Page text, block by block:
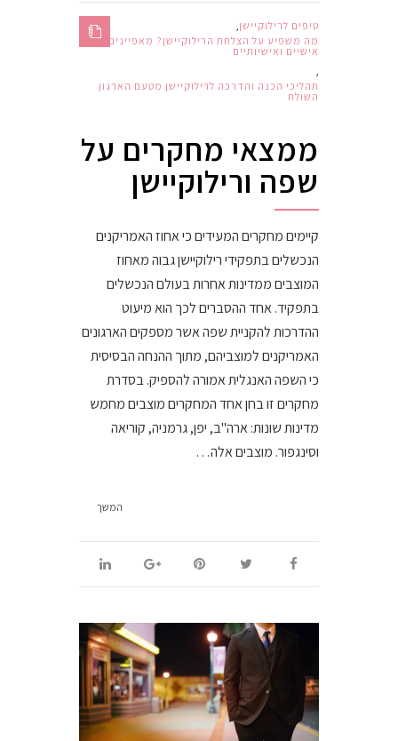
טיפים לרילוקיישן
מה משפיע על הצלחת הרילוקיישן? מאפיינים
אישיים ואישיותיים
תהליכי הכנה והדרכה לרילוקיישן מטעם הארגון
השולח
ממצאי מחקרים על
שפה ורילוקיישן
קיימים מחקרים המעידים כי אחוז האמריקנים
הנכשלים בתפקידי רילוקיישן גבוה מאחוז
המוצבים ממדינות אחרות בעולם הנכשלים
בתפקיד. אחד ההסברים לכך הוא מיעוט
ההדרכות להקניית שפה אשר מספקים הארגונים
האמריקנים למוצביהם, מתוך ההנחה הבסיסית
כי השפה האנגלית אמורה להספיק. בסדרת
מחקרים זו בחן אחד המחקרים מוצבים מחמש
מדינות שונות: ארה"ב, יפן, גרמניה, קוריאה
וסינגפור. מוצבים אלה…
המשך